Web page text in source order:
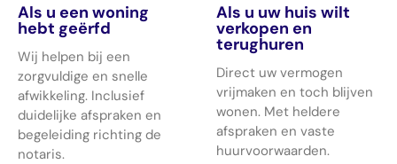
Als u een woning
hebt geërfd
Wij helpen bij een
zorgvuldige en snelle
afwikkeling. Inclusief
duidelijke afspraken en
begeleiding richting de
notaris.
Als u uw huis wilt
verkopen en
terughuren
Direct uw vermogen
vrijmaken en toch blijven
wonen. Met heldere
afspraken en vaste
huurvoorwaarden.